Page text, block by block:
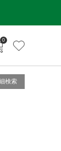
カートに入れる
0
検索